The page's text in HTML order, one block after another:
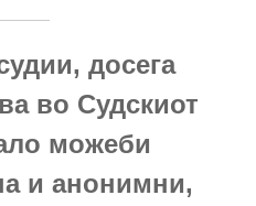
досега
во Судскиот
можеби
и анонимни,